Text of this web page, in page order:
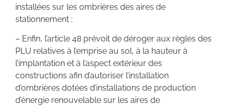
installées sur les ombrières des aires de
stationnement ;
– Enfin, l’article 48 prévoit de déroger aux règles des
PLU relatives à l’emprise au sol, à la hauteur à
l’implantation et à l’aspect extérieur des
constructions afin d’autoriser l’installation
d’ombrières dotées d’installations de production
d’énergie renouvelable sur les aires de